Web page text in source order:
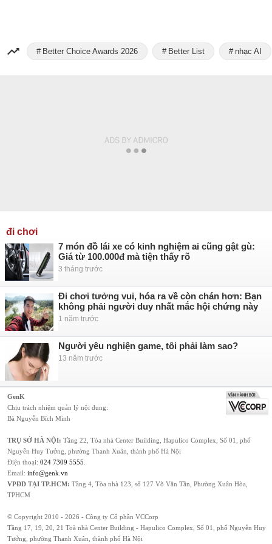
Better Choice Awards 2026 Better List nhạc AI
đi chơi
7 món đồ lái xe có kinh nghiệm ai cũng gật gù:
Giá từ 100.000đ mà tiện thấy rõ
3 tháng trước
Đi chơi tưởng vui, hóa ra về còn chán hơn: Bạn
không phải người duy nhất mắc hội chứng này
1 năm trước
Người yêu nghiện game, tôi phải làm sao?
13 năm trước
GenK
Chịu trách nhiệm quản lý nội dung:
Bà Nguyễn Bích Minh
TRỤ SỞ HÀ NỘI: Tầng 22, Tòa nhà Center Building, Hapulico Complex, Số 01, phố
Nguyễn Huy Tưởng, phường Thanh Xuân, thành phố Hà Nội
Điện thoại: 024 7309 5555
Email: info@genk.vn
VPĐD TẠI TP.HCM: Tầng 4, Tòa nhà 123, số 127 Võ Văn Tần, Phường Xuân Hòa,
TPHCM
© Copyright 2010 - 2026 - Công ty Cổ phần VCCorp
Tầng 17, 19, 20, 21 Toà nhà Center Building - Hapulico Complex, Số 01, phố Nguyễn Huy
Tưởng, phường Thanh Xuân, thành phố Hà Nội